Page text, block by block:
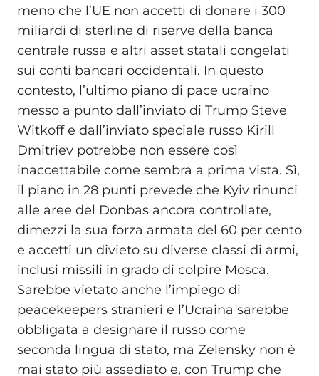
meno che l’UE non accetti di donare i 300
miliardi di sterline di riserve della banca
centrale russa e altri asset statali congelati
sui conti bancari occidentali. In questo
contesto, l’ultimo piano di pace ucraino
messo a punto dall’inviato di Trump Steve
Witkoff e dall’inviato speciale russo Kirill
Dmitriev potrebbe non essere così
inaccettabile come sembra a prima vista. Sì,
il piano in 28 punti prevede che Kyiv rinunci
alle aree del Donbas ancora controllate,
dimezzi la sua forza armata del 60 per cento
e accetti un divieto su diverse classi di armi,
inclusi missili in grado di colpire Mosca.
Sarebbe vietato anche l’impiego di
peacekeepers stranieri e l’Ucraina sarebbe
obbligata a designare il russo come
seconda lingua di stato, ma Zelensky non è
mai stato più assediato e, con Trump che